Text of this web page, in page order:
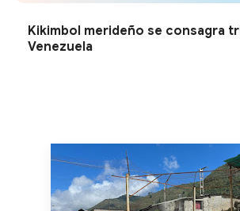
Kikimbol merideño se consagra
Venezuela